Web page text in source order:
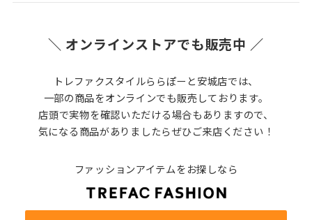
＼ オンラインストアでも販売中 ／
トレファクスタイルららぽーと安城店では、
一部の商品をオンラインでも販売しております。
店頭で実物を確認いただける場合もありますので、
気になる商品がありましたらぜひご来店ください！
ファッションアイテムをお探しなら